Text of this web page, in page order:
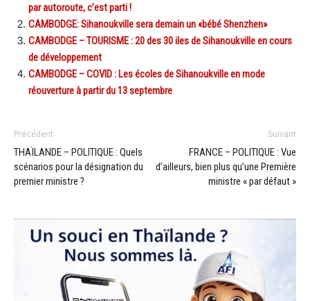
par autoroute, c’est parti !
CAMBODGE: Sihanoukville sera demain un «bébé Shenzhen»
CAMBODGE – TOURISME : 20 des 30 iles de Sihanoukville en cours
de développement
CAMBODGE – COVID : Les écoles de Sihanoukville en mode
réouverture à partir du 13 septembre
Précédent
THAÏLANDE – POLITIQUE : Quels
scénarios pour la désignation du
premier ministre ?
Suivant
FRANCE – POLITIQUE : Vue
d’ailleurs, bien plus qu’une Première
ministre « par défaut »